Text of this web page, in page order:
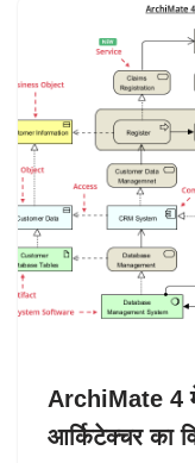
ArchiMate 4 में
आर्किटेक्चर का